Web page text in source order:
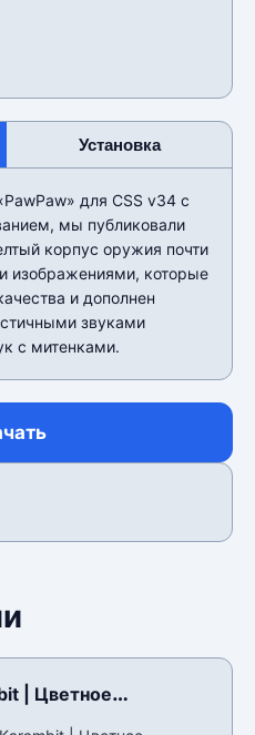
Установка
для CSS v34 с
мы публиковали
корпус оружия почти
изображениями, которые
и дополнен
звуками
с митенками.
| Цветное